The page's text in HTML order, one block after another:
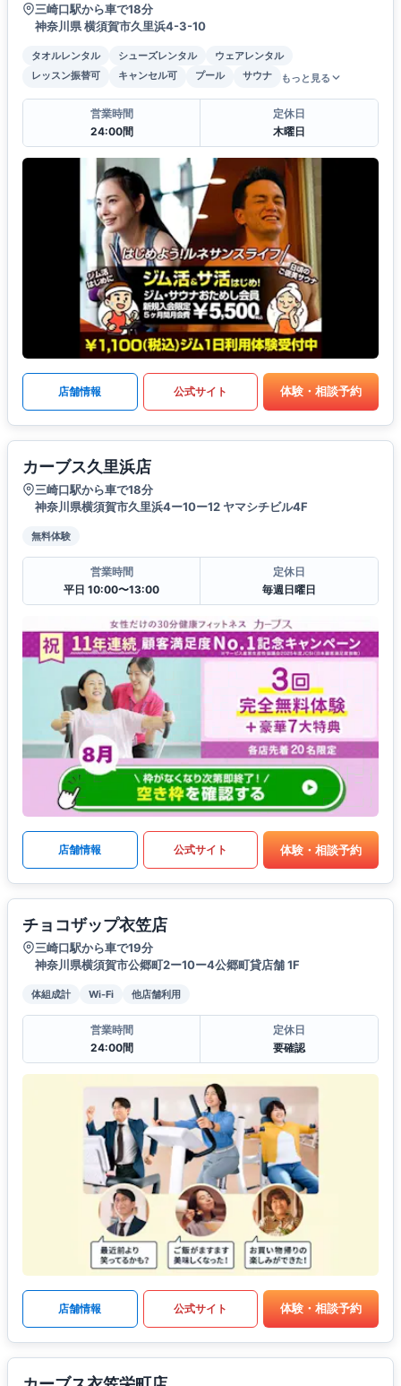
三崎口駅から車で18分
神奈川県 横須賀市久里浜4-3-10
タオルレンタル シューズレンタル
ウェアレンタル
レッスン振替可
キャンセル可 プール サウナ もっと見る
営業時間
24:00間
定休日
木曜日
店舗情報 公式サイト 体験・相談予約
カーブス久里浜店
三崎口駅から車で18分
神奈川県横須賀市久里浜4ー10ー12 ヤマシチビル4F
無料体験
営業時間
平日 10:00〜13:00
定休日
毎週日曜日
店舗情報 公式サイト 体験・相談予約
チョコザップ衣笠店
三崎口駅から車で19分
神奈川県横須賀市公郷町2ー10ー4公郷町貸店舗 1F
体組成計 Wi-Fi 他店舗利用
営業時間
24:00間
定休日
要確認
店舗情報 公式サイト 体験・相談予約